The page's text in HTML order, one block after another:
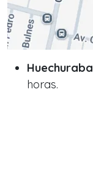
Huechuraba
horas.